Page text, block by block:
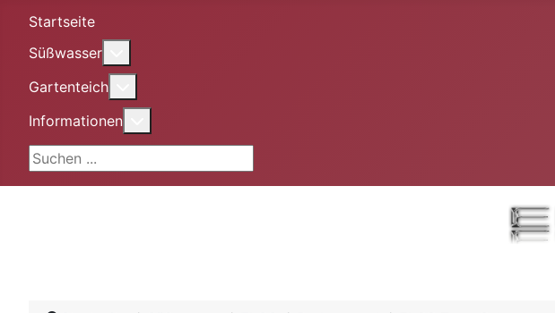
Startseite
Süßwasser
Gartenteich
Informationen
Suchen ...